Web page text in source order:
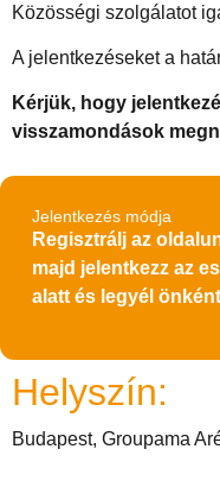
Közösségi szolgálatot
A jelentkezéseket a
Kérjük, hogy
visszamondások
Jelentkezés módja
Regisztrálj az
majd jelentkezz az
alatt és legyél
Helyszín:
Budapest, Groupama